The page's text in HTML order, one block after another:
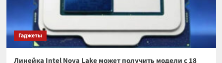
Гаджеты
Линейка Intel Nova Lake может получить модели с 18